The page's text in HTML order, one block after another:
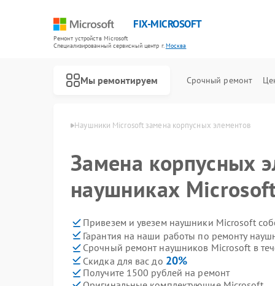
FIX-MICROSOFT
Ремонт устройств Microsoft
Специализированный cервисный центр г.Москва
Мы ремонтируем Срочный ремонт
Microsoft в Москве Наушники Microsoft замена корпусных элементов
Замена корпусных
наушниках
Привезем и увезем наушники Microsoft
Гарантия на наши работы по ремонту
Срочный ремонт наушников Microsoft в
Скидка для вас до 20%
Получите 1500 рублей на ремонт